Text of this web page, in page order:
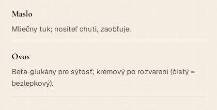
Maslo
Mliečny tuk; nositeľ chuti, zaobľuje.
Ovos
Beta-glukány pre sýtosť; krémový po rozvarení (čistý =
bezlepkový).